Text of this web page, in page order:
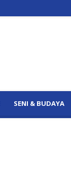
SENI & BUDAYA